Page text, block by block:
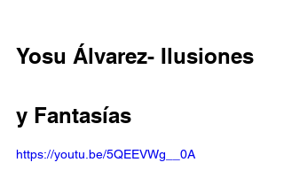
Yosu Álvarez- Ilusiones
y Fantasías
https://youtu.be/5QEEVWg__0A